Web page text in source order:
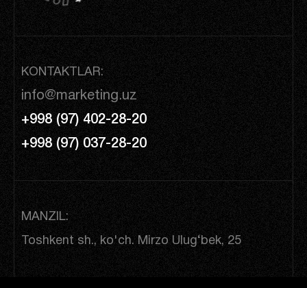
KONTAKTLAR:
info@marketing.uz
+998 (97) 402-28-20
+998 (97) 037-28-20
MANZIL:
Toshkent sh., ko'ch. Mirzo Ulug‘bek, 25